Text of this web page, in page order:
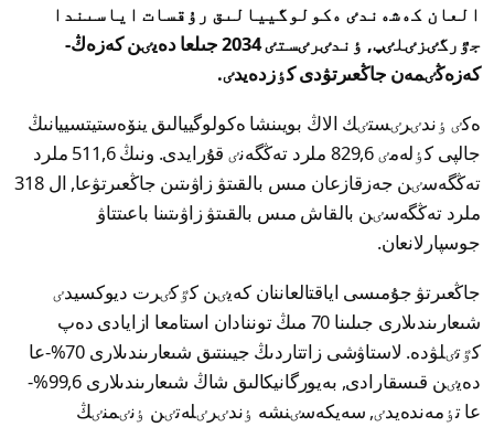
العان كەشەندٸ ەكولوگييالىق رۇقسات اياسىندا
جٷرگٸزٸلٸپ, ٶندٸرٸستٸ 2034 جىلعا دەيٸن كەزەڭ-
كەزەڭٸمەن جاڭعىرتۋدى كٶزدەيدٸ.
ەكٸ ٶندٸرٸستٸك الاڭ بويىنشا ەكولوگييالىق ينۆەستيتسييانىڭ
جالپى كٶلەمٸ 829,6 ملرد تەڭگەنٸ قۇرايدى. ونىڭ 511,6 ملرد
تەڭگەسٸن جەزقازعان مىس بالقىتۋ زاۋىتىن جاڭعىرتۋعا, ال 318
ملرد تەڭگەسٸن بالقاش مىس بالقىتۋ زاۋىتىنا باعىتتاۋ
جوسپارلانعان.
جاڭعىرتۋ جۇمىسى اياقتالعاننان كەيٸن كٷكٸرت ديوكسيدٸ
شىعارىندىلارى جىلىنا 70 مىڭ توننادان استامعا ازايادى دەپ
كٷتٸلۋدە. لاستاۋشى زاتتاردىڭ جيىنتىق شىعارىندىلارى 70%-عا
دەيٸن قىسقارادى, بەيورگانيكالىق شاڭ شىعارىندىلارى 99,6%-
عا تٶمەندەيدٸ, سەيكەسٸنشە ٶندٸرٸلەتٸن ٶنٸمنٸڭ